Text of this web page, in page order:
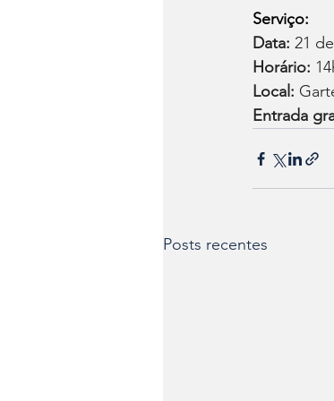
Serviço:
Data: 21
Horário:
Local:
Entrada
Posts recentes